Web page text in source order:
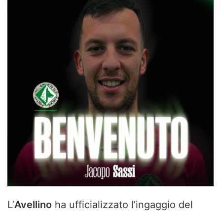
L’Avellino ha ufficializzato l’ingaggio del